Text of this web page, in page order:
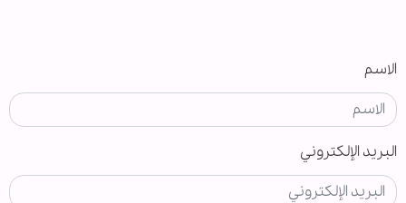
الاسم
البريد الإلكتروني